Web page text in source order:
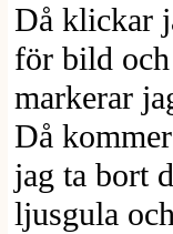
Då klickar
för bild
markerar
Då
jag ta bort
ljusgula